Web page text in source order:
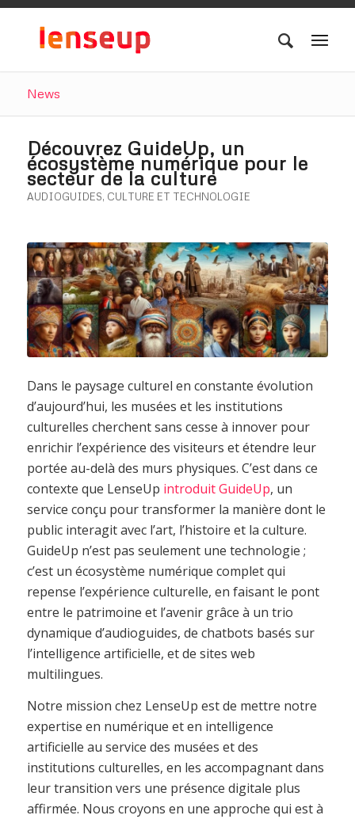
News
Découvrez GuideUp, un
écosystème numérique pour le
secteur de la culture
AUDIOGUIDES, CULTURE ET TECHNOLOGIE
Dans le paysage culturel en constante évolution
d’aujourd’hui, les musées et les institutions
culturelles cherchent sans cesse à innover pour
enrichir l’expérience des visiteurs et étendre leur
portée au-delà des murs physiques. C’est dans ce
contexte que LenseUp introduit GuideUp, un
service conçu pour transformer la manière dont le
public interagit avec l’art, l’histoire et la culture.
GuideUp n’est pas seulement une technologie ;
c’est un écosystème numérique complet qui
repense l’expérience culturelle, en faisant le pont
entre le patrimoine et l’avenir grâce à un trio
dynamique d’audioguides, de chatbots basés sur
l’intelligence artificielle, et de sites web
multilingues.
Notre mission chez LenseUp est de mettre notre
expertise en numérique et en intelligence
artificielle au service des musées et des
institutions culturelles, en les accompagnant dans
leur transition vers une présence digitale plus
affirmée. Nous croyons en une approche qui est à